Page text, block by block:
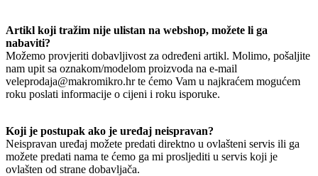
Artikl koji tražim nije ulistan na webshop, možete li ga
nabaviti?
Možemo provjeriti dobavljivost za određeni artikl. Molimo, pošaljite
nam upit sa oznakom/modelom proizvoda na e-mail
veleprodaja@makromikro.hr te ćemo Vam u najkraćem mogućem
roku poslati informacije o cijeni i roku isporuke.
Koji je postupak ako je uređaj neispravan?
Neispravan uređaj možete predati direktno u ovlašteni servis ili ga
možete predati nama te ćemo ga mi prosljediti u servis koji je
ovlašten od strane dobavljača.